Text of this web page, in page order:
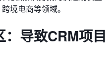
境电商等领域。
导致CRM项目